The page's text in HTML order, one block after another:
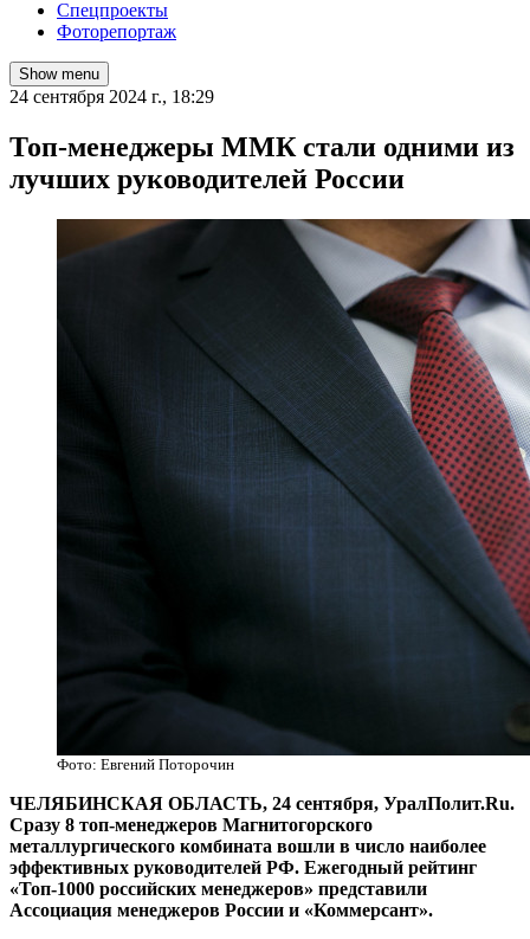
Спецпроекты
Фоторепортаж
Show menu
24 сентября 2024 г., 18:29
Топ-менеджеры ММК стали одними из
лучших руководителей России
Фото: Евгений Поторочин
ЧЕЛЯБИНСКАЯ ОБЛАСТЬ, 24 сентября, УралПолит.Ru.
Сразу 8 топ-менеджеров Магнитогорского
металлургического комбината вошли в число наиболее
эффективных руководителей РФ. Ежегодный рейтинг
«Топ-1000 российских менеджеров» представили
Ассоциация менеджеров России и «Коммерсант».